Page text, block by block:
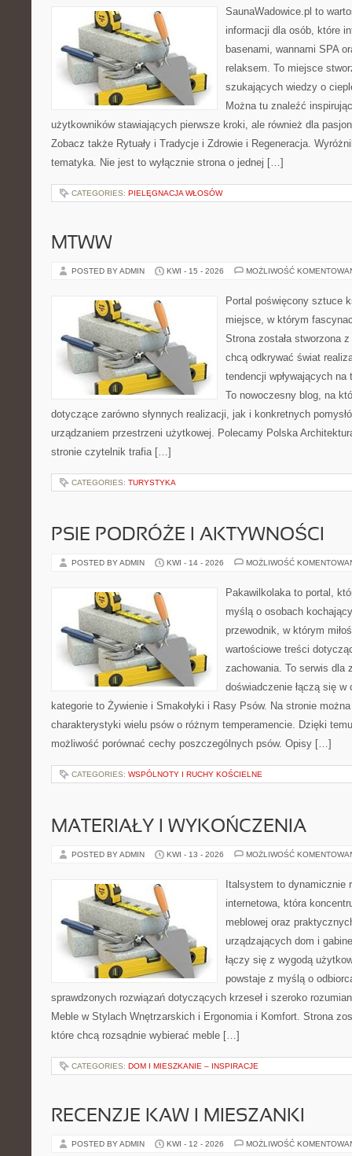
SaunaWadowice.pl to
informacji dla osób, które
basenami, wannami SPA
relaksem. To miejsce
szukających wiedzy o
Można tu znaleźć
użytkowników stawiających pierwsze kroki, ale również dla
Zobacz także Rytuały i Tradycje i Zdrowie i Regeneracja.
tematyka. Nie jest to wyłącznie strona o jednej […]
CATEGORIES: PIELĘGNACJA WŁOSÓW
MTWW
POSTED BY ADMIN KWI - 15 - 2026 MOŻLIWOŚĆ
Portal poświęcony sztuce
miejsce, w którym
Strona została stworzona
chcą odkrywać świat
tendencji wpływających
To nowoczesny blog, na
dotyczące zarówno słynnych realizacji, jak i konkretnych
urządzaniem przestrzeni użytkowej. Polecamy Polska
stronie czytelnik trafia […]
CATEGORIES: TURYSTYKA
PSIE PODRÓŻE I AKTYWNOŚCI
POSTED BY ADMIN KWI - 14 - 2026 MOŻLIWOŚĆ
Pakawilkolaka to portal,
myślą o osobach
przewodnik, w którym
wartościowe treści
zachowania. To serwis dla
doświadczenie łączą się
kategorie to Żywienie i Smakołyki i Rasy Psów. Na stronie
charakterystyki wielu psów o różnym temperamencie. Dzięki
możliwość porównać cechy poszczególnych psów. Opisy […]
CATEGORIES: WSPÓLNOTY I RUCHY KOŚCIELNE
MATERIAŁY I WYKOŃCZENIA
POSTED BY ADMIN KWI - 13 - 2026 MOŻLIWOŚĆ
Italsystem to dynamicznie
internetowa, która
meblowej oraz
urządzających dom i
łączy się z wygodą
powstaje z myślą o
sprawdzonych rozwiązań dotyczących krzeseł i szeroko
Meble w Stylach Wnętrzarskich i Ergonomia i Komfort. Strona
które chcą rozsądnie wybierać meble […]
CATEGORIES: DOM I MIESZKANIE – INSPIRACJE
RECENZJE KAW I MIESZANKI
POSTED BY ADMIN KWI - 12 - 2026 MOŻLIWOŚĆ